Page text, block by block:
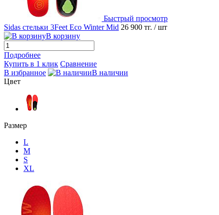
Быстрый просмотр
Sidas стельки 3Feet Eco Winter Mid 26 900 тг. / шт
В корзину
Подробнее
Купить в 1 клик Сравнение
В избранное
В наличии
Цвет
Размер
L
M
S
XL